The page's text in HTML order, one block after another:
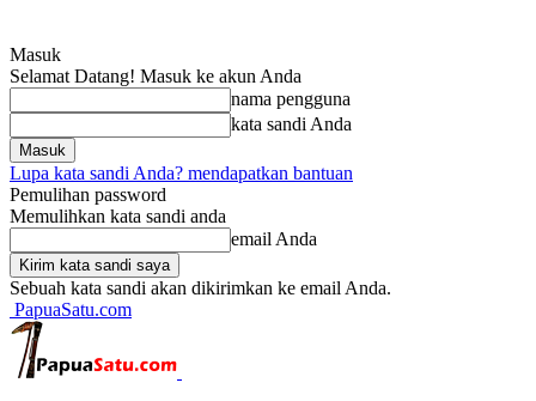
Masuk
Selamat Datang! Masuk ke akun Anda
nama pengguna
kata sandi Anda
Lupa kata sandi Anda? mendapatkan bantuan
Pemulihan password
Memulihkan kata sandi anda
email Anda
Sebuah kata sandi akan dikirimkan ke email Anda.
PapuaSatu.com